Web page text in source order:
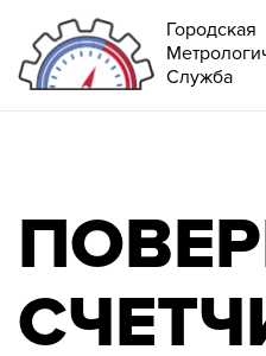
Городская
Служба